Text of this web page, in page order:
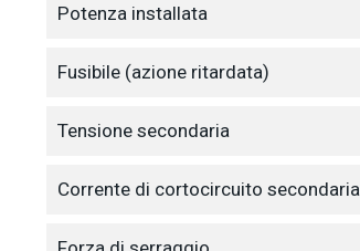
Potenza installata
Fusibile (azione ritardata)
Tensione secondaria
Corrente di cortocircuito secondaria